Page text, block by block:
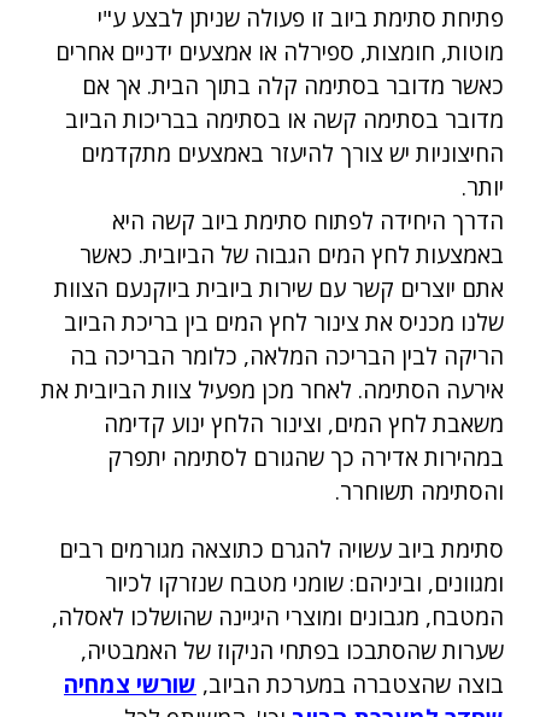
פתיחת סתימת ביוב זו פעולה שניתן לבצע ע"י
מוטות, חומצות, ספירלה או אמצעים ידניים אחרים
כאשר מדובר בסתימה קלה בתוך הבית. אך אם
מדובר בסתימה קשה או בסתימה בבריכות הביוב
החיצוניות יש צורך להיעזר באמצעים מתקדמים
יותר.
הדרך היחידה לפתוח סתימת ביוב קשה היא
באמצעות לחץ המים הגבוה של הביובית. כאשר
אתם יוצרים קשר עם שירות ביובית ביוקנעם הצוות
שלנו מכניס את צינור לחץ המים בין בריכת הביוב
הריקה לבין הבריכה המלאה, כלומר הבריכה בה
אירעה הסתימה. לאחר מכן מפעיל צוות הביובית את
משאבת לחץ המים, וצינור הלחץ ינוע קדימה
במהירות אדירה כך שהגורם לסתימה יתפרק
והסתימה תשוחרר.
סתימת ביוב עשויה להגרם כתוצאה מגורמים רבים
ומגוונים, וביניהם: שומני מטבח שנזרקו לכיור
המטבח, מגבונים ומוצרי היגיינה שהושלכו לאסלה,
שערות שהסתבכו בפתחי הניקוז של האמבטיה,
בוצה שהצטברה במערכת הביוב, שורשי צמחיה